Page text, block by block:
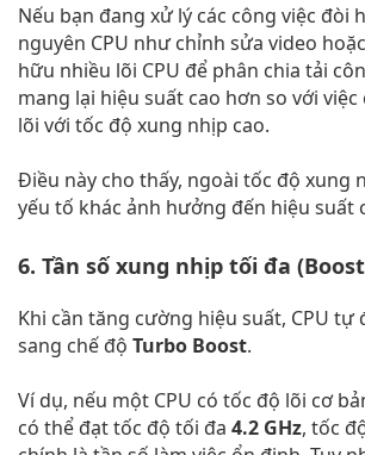
Nếu bạn đang xử lý các công việc đòi
nguyên CPU như chỉnh sửa video
hữu nhiều lõi CPU để phân chia tải
mang lại hiệu suất cao hơn so với
lõi với tốc độ xung nhịp cao.
Điều này cho thấy, ngoài tốc độ xung
yếu tố khác ảnh hưởng đến hiệu suất
6. Tần số xung nhịp tối đa
Khi cần tăng cường hiệu suất, CPU tự
sang chế độ Turbo Boost.
Ví dụ, nếu một CPU có tốc độ lõi cơ
có thể đạt tốc độ tối đa 4.2 GHz, tốc